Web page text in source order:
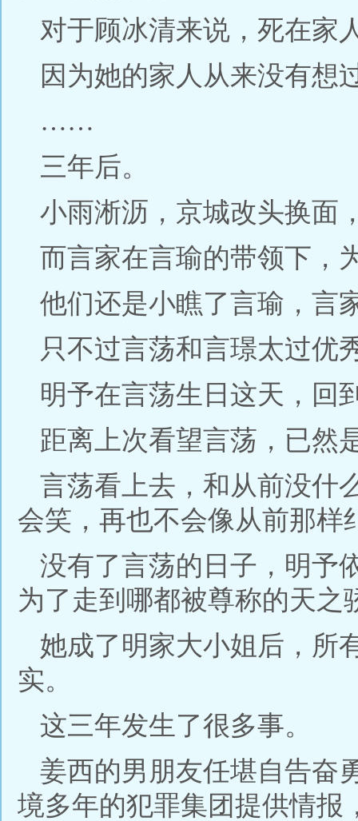
对于顾冰清来说，死在家
因为她的家人从来没有想
……
三年后。
小雨淅沥，京城改头换面
而言家在言瑜的带领下，
他们还是小瞧了言瑜，言
只不过言荡和言璟太过优
明予在言荡生日这天，回
距离上次看望言荡，已然
言荡看上去，和从前没什
会笑，再也不会像从前那样
没有了言荡的日子，明予
为了走到哪都被尊称的天之
她成了明家大小姐后，所
实。
这三年发生了很多事。
姜西的男朋友任堪自告奋
境多年的犯罪集团提供情报